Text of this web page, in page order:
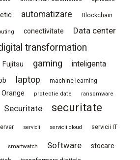
automatizare Blockchain
conectivitate Data center
transformation
Fujitsu gaming
inteligenta
laptop machine learning
Orange protectie date ransomware
Securitate
securitate
servicii servicii cloud servicii IT
smartwatch Software stocare